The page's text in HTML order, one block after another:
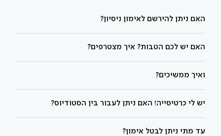
האם ניתן להירשם לאימון ניסיון?
האם יש לכם הטבות? איך מצטרפים?
ואיך ממשיכים?
יש לי כרטיסייה! האם ניתן לעבור בין הסטודיוס?
עד מתי ניתן לבטל אימון?